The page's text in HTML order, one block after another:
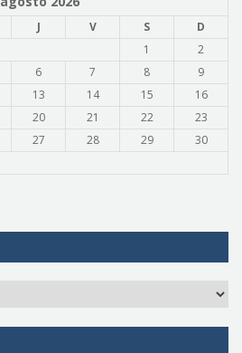
J V S
D
1
2
6 7 8
9
13 14 15
16
20 21 22
23
27 28 29
30